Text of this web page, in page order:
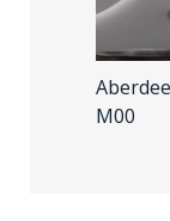
M00